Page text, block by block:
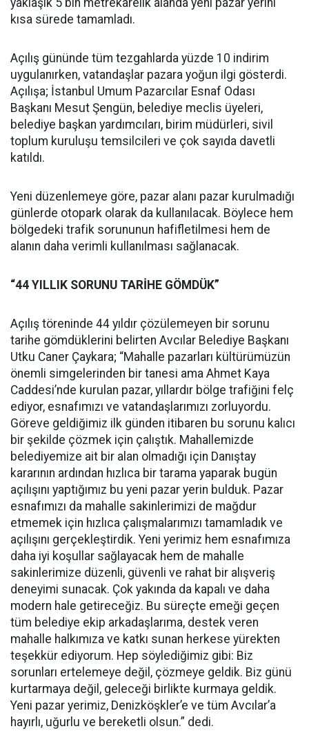
yaklaşık 5 bin metrekarelik alanda yeni pazar yerini
kısa sürede tamamladı.
Açılış gününde tüm tezgahlarda yüzde 10 indirim
uygulanırken, vatandaşlar pazara yoğun ilgi gösterdi.
Açılışa; İstanbul Umum Pazarcılar Esnaf Odası
Başkanı Mesut Şengün, belediye meclis üyeleri,
belediye başkan yardımcıları, birim müdürleri, sivil
toplum kuruluşu temsilcileri ve çok sayıda davetli
katıldı.
Yeni düzenlemeye göre, pazar alanı pazar kurulmadığı
günlerde otopark olarak da kullanılacak. Böylece hem
bölgedeki trafik sorununun hafifletilmesi hem de
alanın daha verimli kullanılması sağlanacak.
“44 YILLIK SORUNU TARİHE GÖMDÜK”
Açılış töreninde 44 yıldır çözülemeyen bir sorunu
tarihe gömdüklerini belirten Avcılar Belediye Başkanı
Utku Caner Çaykara; “Mahalle pazarları kültürümüzün
önemli simgelerinden bir tanesi ama Ahmet Kaya
Caddesi’nde kurulan pazar, yıllardır bölge trafiğini felç
ediyor, esnafımızı ve vatandaşlarımızı zorluyordu.
Göreve geldiğimiz ilk günden itibaren bu sorunu kalıcı
bir şekilde çözmek için çalıştık. Mahallemizde
belediyemize ait bir alan olmadığı için Danıştay
kararının ardından hızlıca bir tarama yaparak bugün
açılışını yaptığımız bu yeni pazar yerin bulduk. Pazar
esnafımızı da mahalle sakinlerimizi de mağdur
etmemek için hızlıca çalışmalarımızı tamamladık ve
açılışını gerçekleştirdik. Yeni yerimiz hem esnafımıza
daha iyi koşullar sağlayacak hem de mahalle
sakinlerimize düzenli, güvenli ve rahat bir alışveriş
deneyimi sunacak. Çok yakında da kapalı ve daha
modern hale getireceğiz. Bu süreçte emeği geçen
tüm belediye ekip arkadaşlarıma, destek veren
mahalle halkımıza ve katkı sunan herkese yürekten
teşekkür ediyorum. Hep söylediğimiz gibi: Biz
sorunları ertelemeye değil, çözmeye geldik. Biz günü
kurtarmaya değil, geleceği birlikte kurmaya geldik.
Yeni pazar yerimiz, Denizköşkler’e ve tüm Avcılar’a
hayırlı, uğurlu ve bereketli olsun.” dedi.